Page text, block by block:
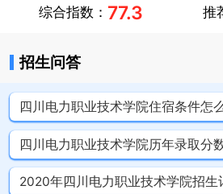
综合指数： 77.3 推
招生问答
四川电力职业技术学院住宿条件怎
四川电力职业技术学院历年录取分
2020年四川电力职业技术学院招生